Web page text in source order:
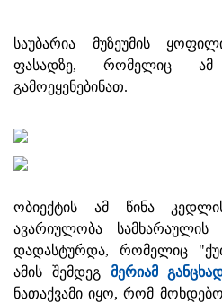
საუბარია მუზეუმის
ფასადზე, რომელიც ამ
გამოეყენებინათ.
ობიექტის ამ წინა
ავარიულობა სამხარაულის
დადასტურდა, რომელიც
ამის შემდეგ მერიამ
ნათაქვამი იყო, რომ